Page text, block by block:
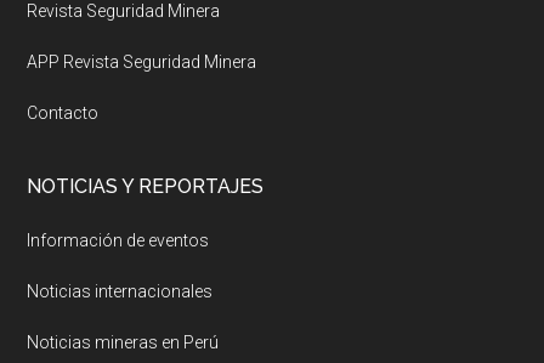
Revista Seguridad Minera
APP Revista Seguridad Minera
Contacto
NOTICIAS Y REPORTAJES
Información de eventos
Noticias internacionales
Noticias mineras en Perú